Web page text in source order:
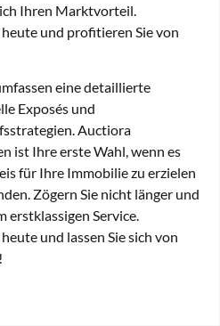
Ihren Marktvorteil.
und profitieren Sie von
eine detaillierte
Exposés und
Auctiora
ist Ihre erste Wahl, wenn es
für Ihre Immobilie zu erzielen
Zögern Sie nicht länger und
erstklassigen Service.
und lassen Sie sich von